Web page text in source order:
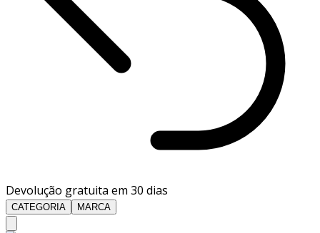
Devolução gratuita em 30 dias
CATEGORIA MARCA